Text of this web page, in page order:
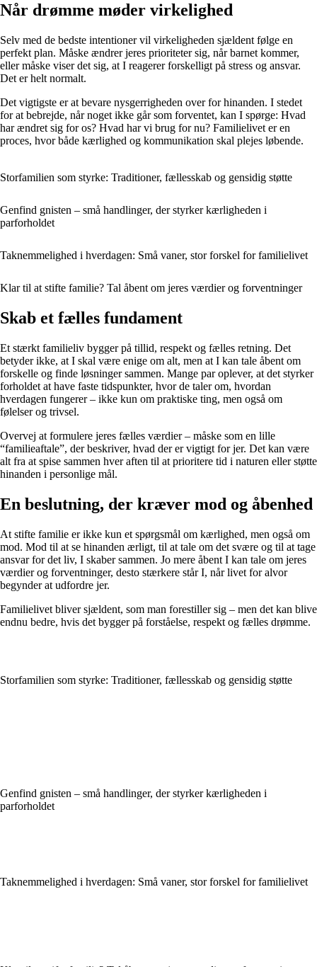
Når drømme møder virkelighed
Selv med de bedste intentioner vil virkeligheden sjældent følge en
perfekt plan. Måske ændrer jeres prioriteter sig, når barnet kommer,
eller måske viser det sig, at I reagerer forskelligt på stress og ansvar.
Det er helt normalt.
Det vigtigste er at bevare nysgerrigheden over for hinanden. I stedet
for at bebrejde, når noget ikke går som forventet, kan I spørge: Hvad
har ændret sig for os? Hvad har vi brug for nu? Familielivet er en
proces, hvor både kærlighed og kommunikation skal plejes løbende.
Storfamilien som styrke: Traditioner, fællesskab og gensidig støtte
Genfind gnisten – små handlinger, der styrker kærligheden i
parforholdet
Taknemmelighed i hverdagen: Små vaner, stor forskel for familielivet
Klar til at stifte familie? Tal åbent om jeres værdier og forventninger
Skab et fælles fundament
Et stærkt familieliv bygger på tillid, respekt og fælles retning. Det
betyder ikke, at I skal være enige om alt, men at I kan tale åbent om
forskelle og finde løsninger sammen. Mange par oplever, at det styrker
forholdet at have faste tidspunkter, hvor de taler om, hvordan
hverdagen fungerer – ikke kun om praktiske ting, men også om
følelser og trivsel.
Overvej at formulere jeres fælles værdier – måske som en lille
“familieaftale”, der beskriver, hvad der er vigtigt for jer. Det kan være
alt fra at spise sammen hver aften til at prioritere tid i naturen eller støtte
hinanden i personlige mål.
En beslutning, der kræver mod og åbenhed
At stifte familie er ikke kun et spørgsmål om kærlighed, men også om
mod. Mod til at se hinanden ærligt, til at tale om det svære og til at tage
ansvar for det liv, I skaber sammen. Jo mere åbent I kan tale om jeres
værdier og forventninger, desto stærkere står I, når livet for alvor
begynder at udfordre jer.
Familielivet bliver sjældent, som man forestiller sig – men det kan blive
endnu bedre, hvis det bygger på forståelse, respekt og fælles drømme.
Storfamilien som styrke: Traditioner, fællesskab og gensidig støtte
Genfind gnisten – små handlinger, der styrker kærligheden i
parforholdet
Taknemmelighed i hverdagen: Små vaner, stor forskel for familielivet